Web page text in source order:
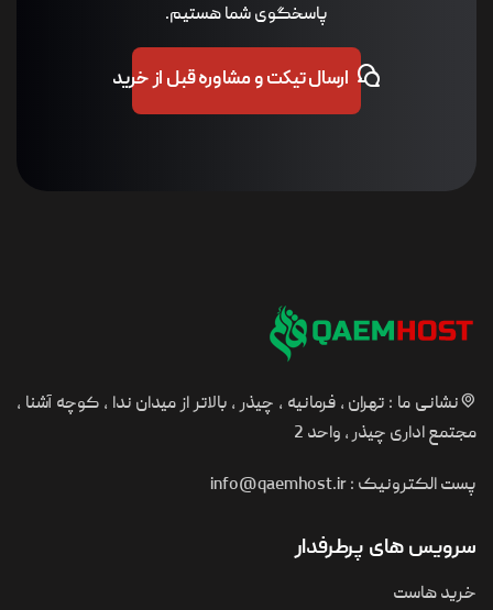
پاسخگوی شما هستیم.
ارسال تیکت و مشاوره قبل از خرید
نشانی ما : تهران ، فرمانیه ، چیذر ، بالاتر از میدان ندا ، کوچه آشنا ،
مجتمع اداری چیذر ، واحد 2
پست الکترونیک :info@qaemhost.ir
سرویس های پرطرفدار
خرید هاست